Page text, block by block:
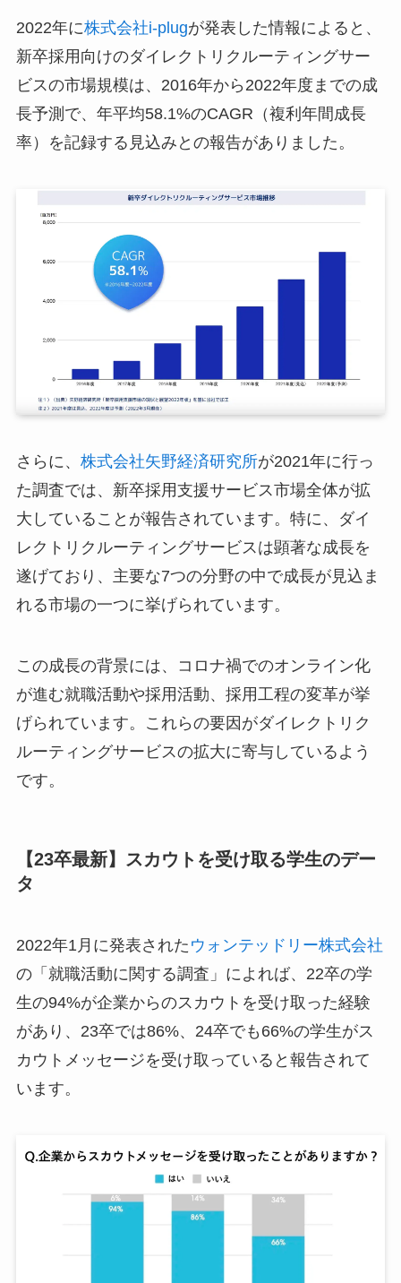
2022年に株式会社i-plugが発表した情報によると、
新卒採用向けのダイレクトリクルーティングサー
ビスの市場規模は、2016年から2022年度までの成
長予測で、年平均58.1%のCAGR（複利年間成長
率）を記録する見込みとの報告がありました。
さらに、 株式会社矢野経済研究所が2021年に行っ
た調査では、新卒採用支援サービス市場全体が拡
大していることが報告されています。特に、ダイ
レクトリクルーティングサービスは顕著な成長を
遂げており、主要な7つの分野の中で成長が見込ま
れる市場の一つに挙げられています。
この成長の背景には、コロナ禍でのオンライン化
が進む就職活動や採用活動、採用工程の変革が挙
げられています。これらの要因がダイレクトリク
ルーティングサービスの拡大に寄与しているよう
です。
【23卒最新】スカウトを受け取る学生のデー
タ
2022年1月に発表された ウォンテッドリー株式会社
の「就職活動に関する調査」によれば、22卒の学
生の94%が企業からのスカウトを受け取った経験
があり、23卒では86%、24卒でも66%の学生がス
カウトメッセージを受け取っていると報告されて
います。